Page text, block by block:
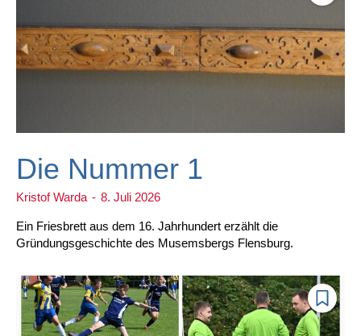
Die Nummer 1
Kristof Warda - 8. Juli 2026
Ein Friesbrett aus dem 16. Jahrhundert erzählt die
Gründungsgeschichte des Musemsbergs Flensburg.